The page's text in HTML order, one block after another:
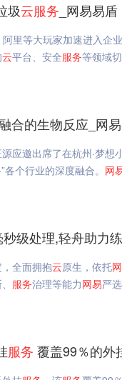
圾云服务 _网易易盾
阿里等大玩家加速进入企业
云平台、安全服务等领域
合的生物反应_网
应邀出席了在杭州·梦想
个行业的深度融合。 网
级处理,轻舟助力
全面拥抱云原生，依托
服务治理等能力网易严
服务 覆盖99％的外